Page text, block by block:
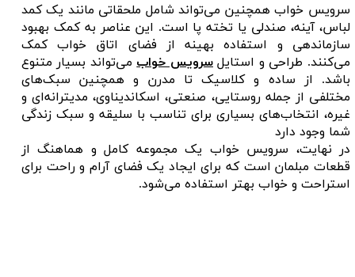
سرویس خواب همچنین می‌تواند شامل ملحقاتی مانند یک کمد
لباس، آینه، صندلی یا تخته پا است. این عناصر به کمک بهبود
سازماندهی و استفاده بهینه از فضای اتاق خواب کمک
می‌کنند. طراحی و استایل سرویس خوابمی‌تواند بسیار متنوع
باشد. از ساده و کلاسیک تا مدرن و همچنین سبک‌های
مختلفی از جمله روستایی، صنعتی، اسکاندیناوی، مدیترانه‌ای و
غیره، انتخاب‌های بسیاری برای تناسب با سلیقه و سبک زندگی
شما وجود دارد
در نهایت، سرویس خواب یک مجموعه کامل و هماهنگ از
قطعات مبلمان است که برای ایجاد یک فضای آرام و راحت برای
استراحت و خواب بهتر استفاده می‌شود.